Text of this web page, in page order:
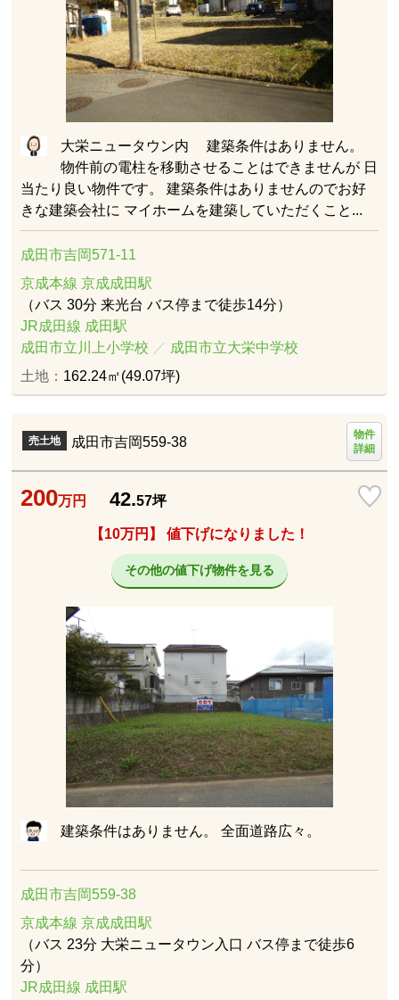
大栄ニュータウン内 建築条件はありません。
物件前の電柱を移動させることはできませんが 日
当たり良い物件です。 建築条件はありませんのでお好
きな建築会社に マイホームを建築していただくこと...
成田市吉岡571-11
京成本線 京成成田駅
（バス 30分 来光台 バス停まで徒歩14分）
JR成田線 成田駅
成田市立川上小学校 ／ 成田市立大栄中学校
土地： 162.24㎡(49.07坪)
売土地 成田市吉岡559-38
物件
詳細
200万円 42.57坪
【10万円】 値下げになりました！
その他の値下げ物件を見る
建築条件はありません。 全面道路広々。
成田市吉岡559-38
京成本線 京成成田駅
（バス 23分 大栄ニュータウン入口 バス停まで徒歩6
分）
JR成田線 成田駅